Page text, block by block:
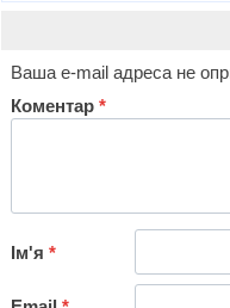
Ваша e-mail адреса не
Коментар *
Ім'я *